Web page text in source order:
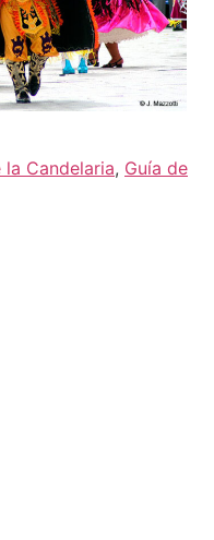
Candelaria, Guía de